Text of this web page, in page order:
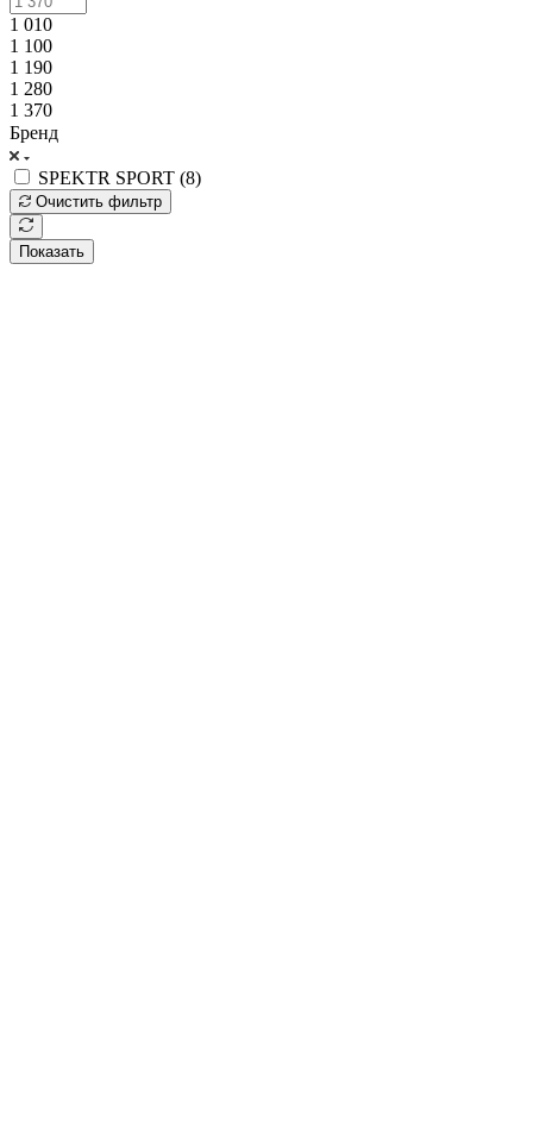
1 010
1 100
1 190
1 280
1 370
Бренд
SPEKTR SPORT (8)
Очистить фильтр
Показать